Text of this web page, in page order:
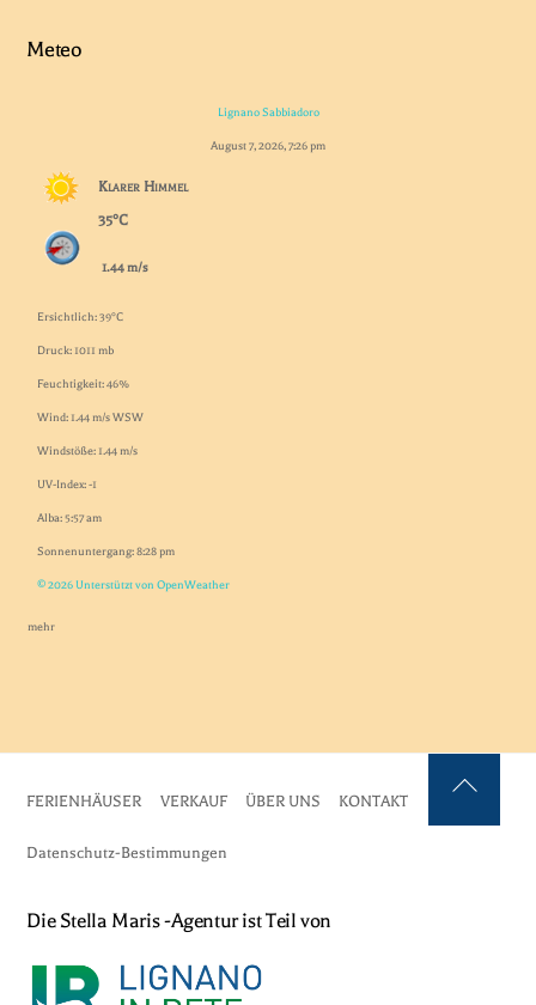
Meteo
Lignano Sabbiadoro
August 7, 2026, 7:26 pm
Klarer Himmel
35°C
1.44 m/s
Ersichtlich: 39°C
Druck: 1011 mb
Feuchtigkeit: 46%
Wind: 1.44 m/s WSW
Windstöße: 1.44 m/s
UV-Index: -1
Alba: 5:57 am
Sonnenuntergang: 8:28 pm
© 2026 Unterstützt von OpenWeather
mehr
FERIENHÄUSER VERKAUF ÜBER UNS KONTAKT
Datenschutz-Bestimmungen
Die Stella Maris -Agentur ist Teil von